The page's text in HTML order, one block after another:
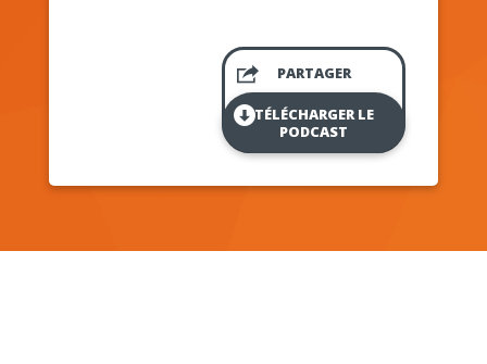
PARTAGER
TÉLÉCHARGER LE
PODCAST